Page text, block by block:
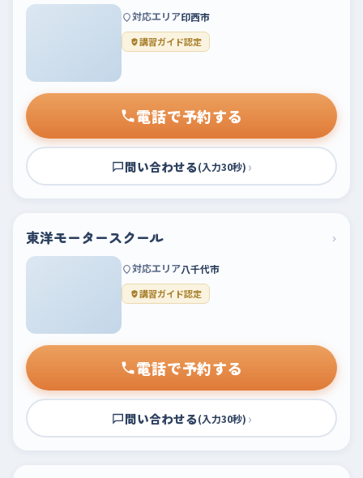
対応エリア印西市
講習ガイド認定
電話で予約する
問い合わせる(入力30秒) ›
東洋モータースクール ›
対応エリア八千代市
講習ガイド認定
電話で予約する
問い合わせる(入力30秒) ›